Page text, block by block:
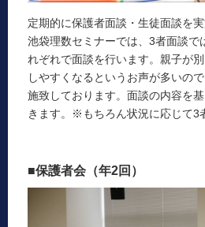
定期的に保護者面談・生徒面談を実
池袋理数セミナーでは、3者面談で
れぞれで面談を行います。親子が
しやすくなるというお声が多いの
施致しております。面談の内容を
きます。※もちろん状況に応じて3
■保護者会（年2回）